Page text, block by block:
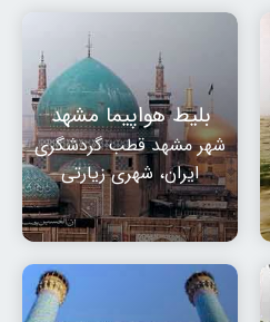
بلیط هواپیما مشهد
شهر مشهد قطب گردشگری
ایران، شهری زیارتی